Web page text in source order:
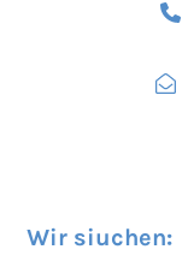
Wir siuchen: